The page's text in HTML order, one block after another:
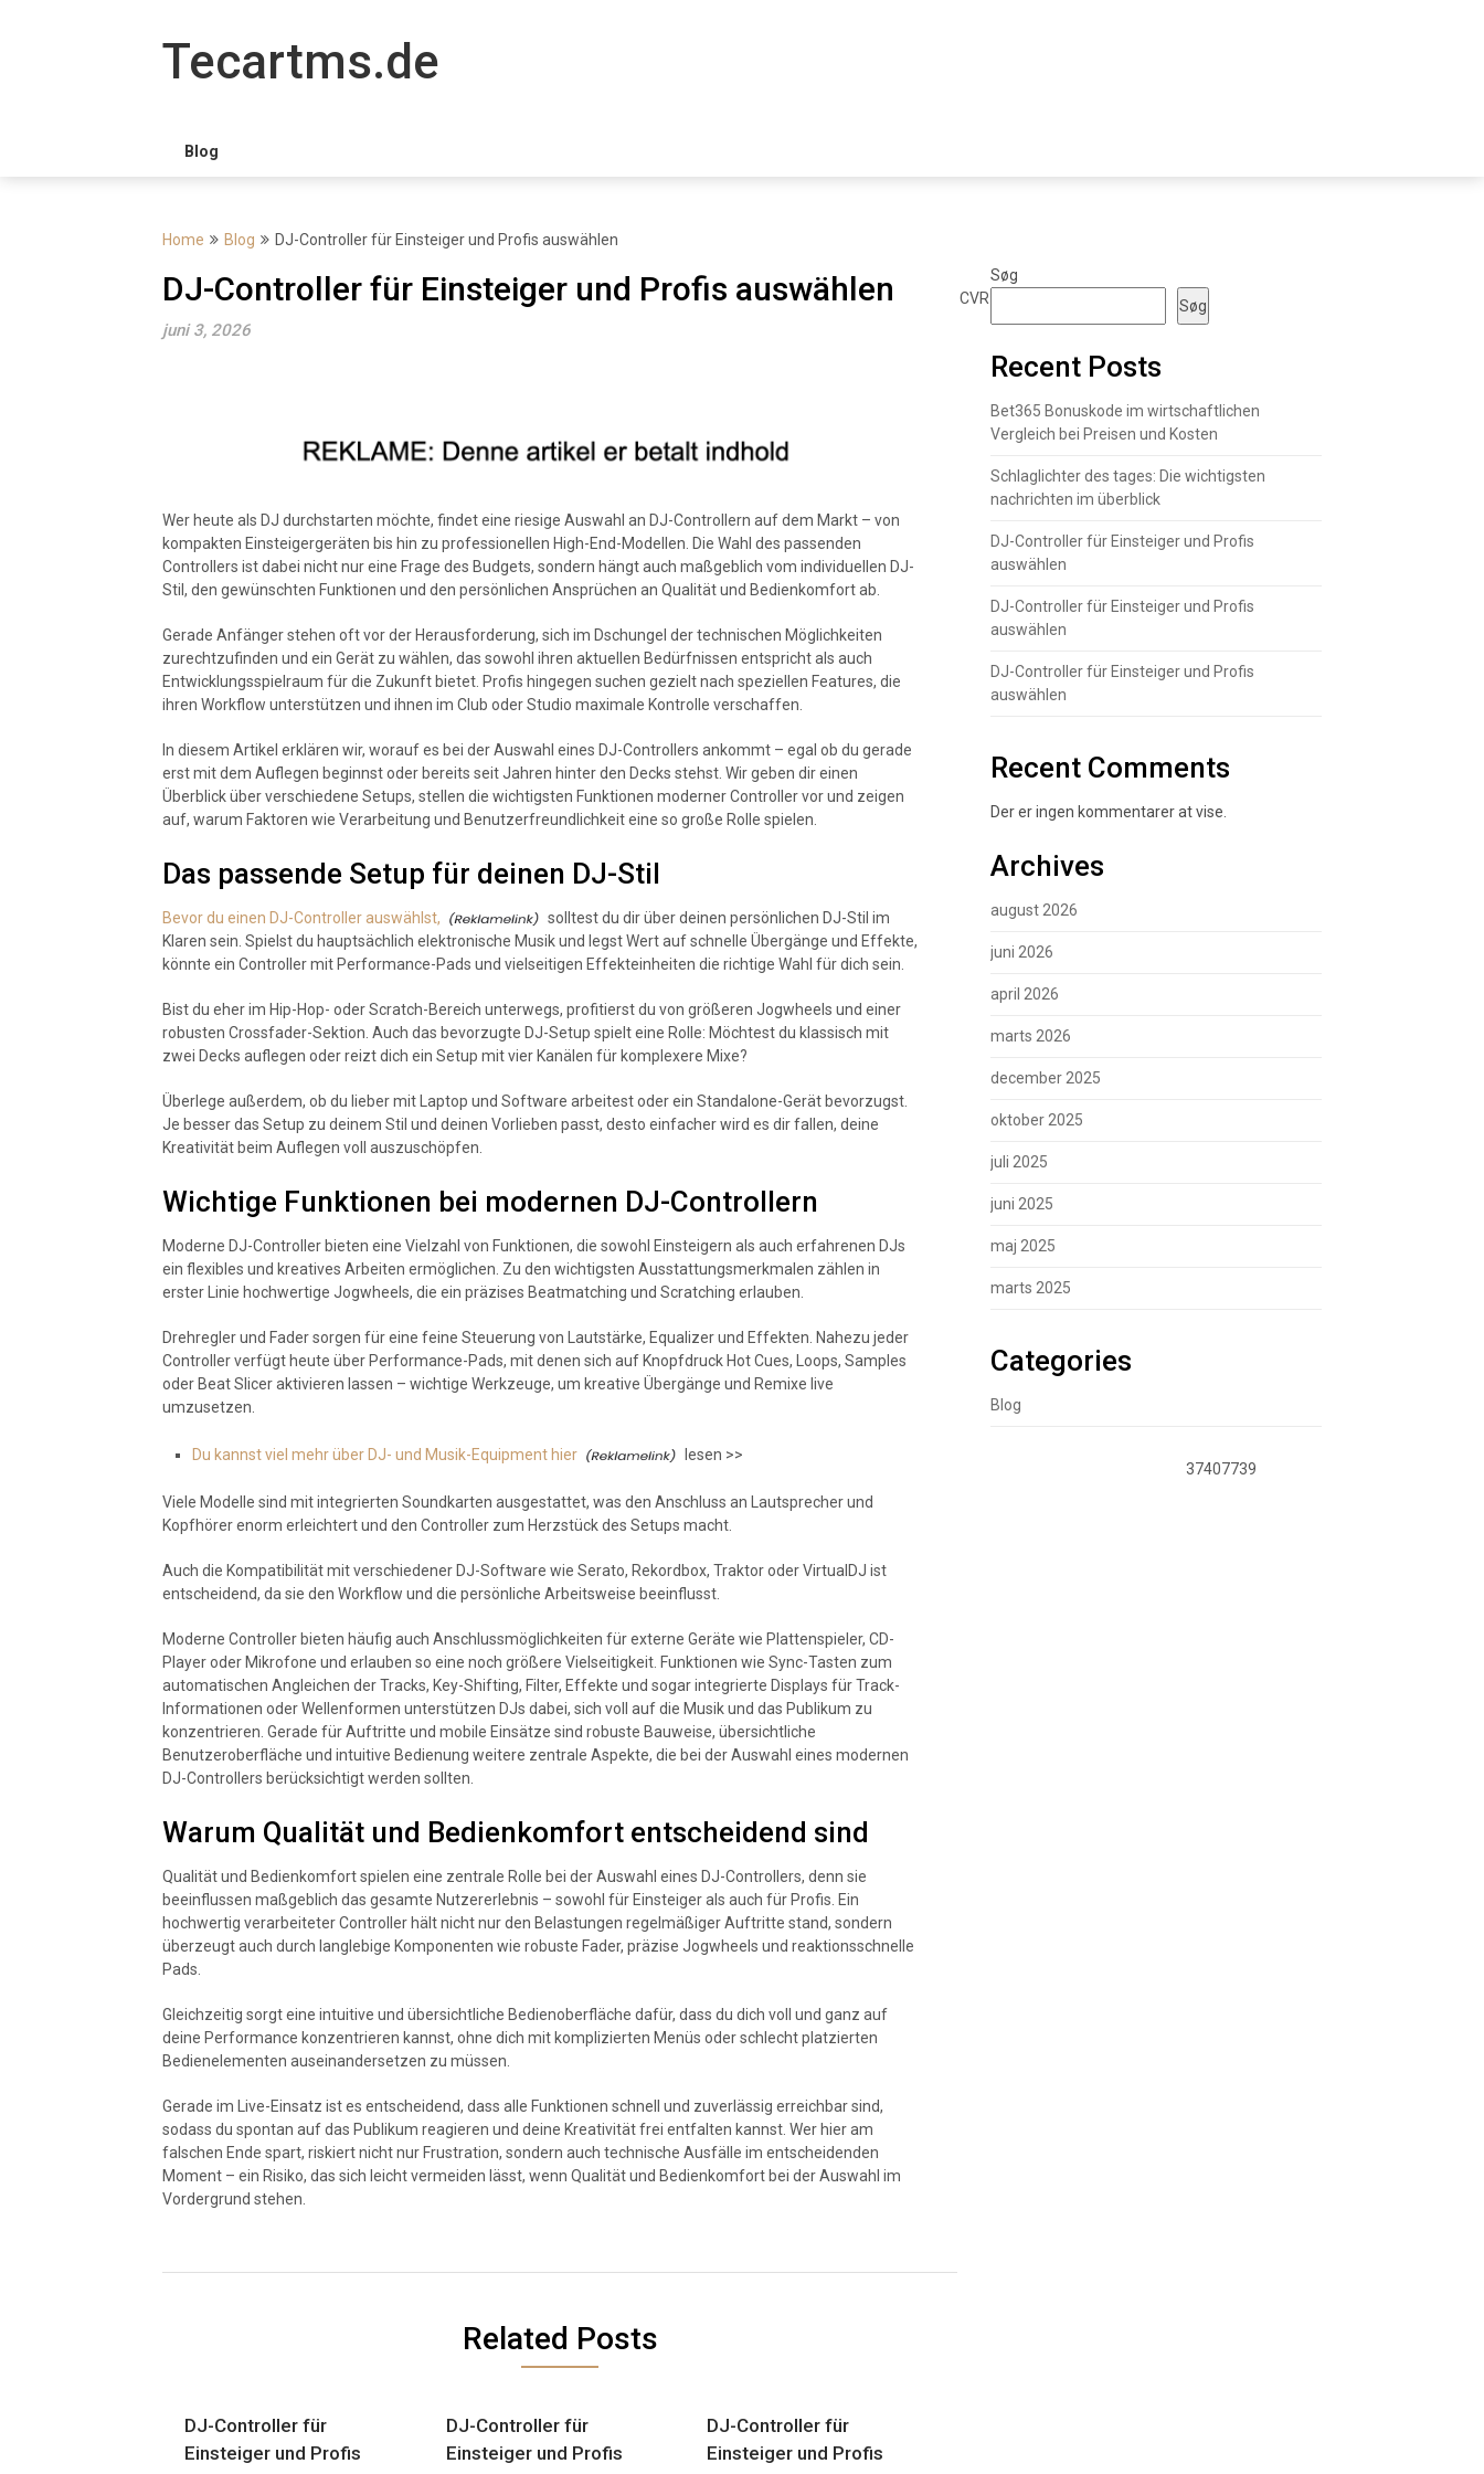
Tecartms.de
Blog
Home Blog DJ-Controller für Einsteiger und Profis auswählen
DJ-Controller für Einsteiger und Profis auswählen
juni 3, 2026
Wer heute als DJ durchstarten möchte, findet eine riesige Auswahl an DJ-Controllern auf dem Markt – von
kompakten Einsteigergeräten bis hin zu professionellen High-End-Modellen. Die Wahl des passenden
Controllers ist dabei nicht nur eine Frage des Budgets, sondern hängt auch maßgeblich vom individuellen DJ-
Stil, den gewünschten Funktionen und den persönlichen Ansprüchen an Qualität und Bedienkomfort ab.
Gerade Anfänger stehen oft vor der Herausforderung, sich im Dschungel der technischen Möglichkeiten
zurechtzufinden und ein Gerät zu wählen, das sowohl ihren aktuellen Bedürfnissen entspricht als auch
Entwicklungsspielraum für die Zukunft bietet. Profis hingegen suchen gezielt nach speziellen Features, die
ihren Workflow unterstützen und ihnen im Club oder Studio maximale Kontrolle verschaffen.
In diesem Artikel erklären wir, worauf es bei der Auswahl eines DJ-Controllers ankommt – egal ob du gerade
erst mit dem Auflegen beginnst oder bereits seit Jahren hinter den Decks stehst. Wir geben dir einen
Überblick über verschiedene Setups, stellen die wichtigsten Funktionen moderner Controller vor und zeigen
auf, warum Faktoren wie Verarbeitung und Benutzerfreundlichkeit eine so große Rolle spielen.
Das passende Setup für deinen DJ-Stil
Bevor du einen DJ-Controller auswählst,
solltest du dir über deinen persönlichen DJ-Stil im
Klaren sein. Spielst du hauptsächlich elektronische Musik und legst Wert auf schnelle Übergänge und Effekte,
könnte ein Controller mit Performance-Pads und vielseitigen Effekteinheiten die richtige Wahl für dich sein.
Bist du eher im Hip-Hop- oder Scratch-Bereich unterwegs, profitierst du von größeren Jogwheels und einer
robusten Crossfader-Sektion. Auch das bevorzugte DJ-Setup spielt eine Rolle: Möchtest du klassisch mit
zwei Decks auflegen oder reizt dich ein Setup mit vier Kanälen für komplexere Mixe?
Überlege außerdem, ob du lieber mit Laptop und Software arbeitest oder ein Standalone-Gerät bevorzugst.
Je besser das Setup zu deinem Stil und deinen Vorlieben passt, desto einfacher wird es dir fallen, deine
Kreativität beim Auflegen voll auszuschöpfen.
Wichtige Funktionen bei modernen DJ-Controllern
Moderne DJ-Controller bieten eine Vielzahl von Funktionen, die sowohl Einsteigern als auch erfahrenen DJs
ein flexibles und kreatives Arbeiten ermöglichen. Zu den wichtigsten Ausstattungsmerkmalen zählen in
erster Linie hochwertige Jogwheels, die ein präzises Beatmatching und Scratching erlauben.
Drehregler und Fader sorgen für eine feine Steuerung von Lautstärke, Equalizer und Effekten. Nahezu jeder
Controller verfügt heute über Performance-Pads, mit denen sich auf Knopfdruck Hot Cues, Loops, Samples
oder Beat Slicer aktivieren lassen – wichtige Werkzeuge, um kreative Übergänge und Remixe live
umzusetzen.
Du kannst viel mehr über DJ- und Musik-Equipment hier lesen >>
Viele Modelle sind mit integrierten Soundkarten ausgestattet, was den Anschluss an Lautsprecher und
Kopfhörer enorm erleichtert und den Controller zum Herzstück des Setups macht.
Auch die Kompatibilität mit verschiedener DJ-Software wie Serato, Rekordbox, Traktor oder VirtualDJ ist
entscheidend, da sie den Workflow und die persönliche Arbeitsweise beeinflusst.
Moderne Controller bieten häufig auch Anschlussmöglichkeiten für externe Geräte wie Plattenspieler, CD-
Player oder Mikrofone und erlauben so eine noch größere Vielseitigkeit. Funktionen wie Sync-Tasten zum
automatischen Angleichen der Tracks, Key-Shifting, Filter, Effekte und sogar integrierte Displays für Track-
Informationen oder Wellenformen unterstützen DJs dabei, sich voll auf die Musik und das Publikum zu
konzentrieren. Gerade für Auftritte und mobile Einsätze sind robuste Bauweise, übersichtliche
Benutzeroberfläche und intuitive Bedienung weitere zentrale Aspekte, die bei der Auswahl eines modernen
DJ-Controllers berücksichtigt werden sollten.
Warum Qualität und Bedienkomfort entscheidend sind
Qualität und Bedienkomfort spielen eine zentrale Rolle bei der Auswahl eines DJ-Controllers, denn sie
beeinflussen maßgeblich das gesamte Nutzererlebnis – sowohl für Einsteiger als auch für Profis. Ein
hochwertig verarbeiteter Controller hält nicht nur den Belastungen regelmäßiger Auftritte stand, sondern
überzeugt auch durch langlebige Komponenten wie robuste Fader, präzise Jogwheels und reaktionsschnelle
Pads.
Gleichzeitig sorgt eine intuitive und übersichtliche Bedienoberfläche dafür, dass du dich voll und ganz auf
deine Performance konzentrieren kannst, ohne dich mit komplizierten Menüs oder schlecht platzierten
Bedienelementen auseinandersetzen zu müssen.
Gerade im Live-Einsatz ist es entscheidend, dass alle Funktionen schnell und zuverlässig erreichbar sind,
sodass du spontan auf das Publikum reagieren und deine Kreativität frei entfalten kannst. Wer hier am
falschen Ende spart, riskiert nicht nur Frustration, sondern auch technische Ausfälle im entscheidenden
Moment – ein Risiko, das sich leicht vermeiden lässt, wenn Qualität und Bedienkomfort bei der Auswahl im
Vordergrund stehen.
Related Posts
DJ-Controller für
Einsteiger und Profis
DJ-Controller für
Einsteiger und Profis
DJ-Controller für
Einsteiger und Profis
Søg
Søg
Recent Posts
Bet365 Bonuskode im wirtschaftlichen
Vergleich bei Preisen und Kosten
Schlaglichter des tages: Die wichtigsten
nachrichten im überblick
DJ-Controller für Einsteiger und Profis
auswählen
DJ-Controller für Einsteiger und Profis
auswählen
DJ-Controller für Einsteiger und Profis
auswählen
Recent Comments
Der er ingen kommentarer at vise.
Archives
august 2026
juni 2026
april 2026
marts 2026
december 2025
oktober 2025
juli 2025
juni 2025
maj 2025
marts 2025
Categories
Blog
CVR
37407739